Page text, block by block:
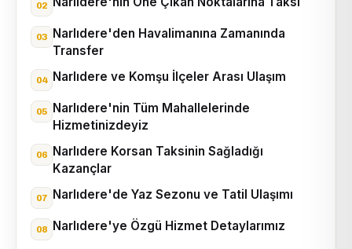
Narlıdere'den Havalimanına Zamanında
Transfer
Narlıdere ve Komşu İlçeler Arası Ulaşım
Narlıdere'nin Tüm Mahallelerinde
Hizmetinizdeyiz
Narlıdere Korsan Taksinin Sağladığı
Kazançlar
Narlıdere'de Yaz Sezonu ve Tatil Ulaşımı
Narlıdere'ye Özgü Hizmet Detaylarımız